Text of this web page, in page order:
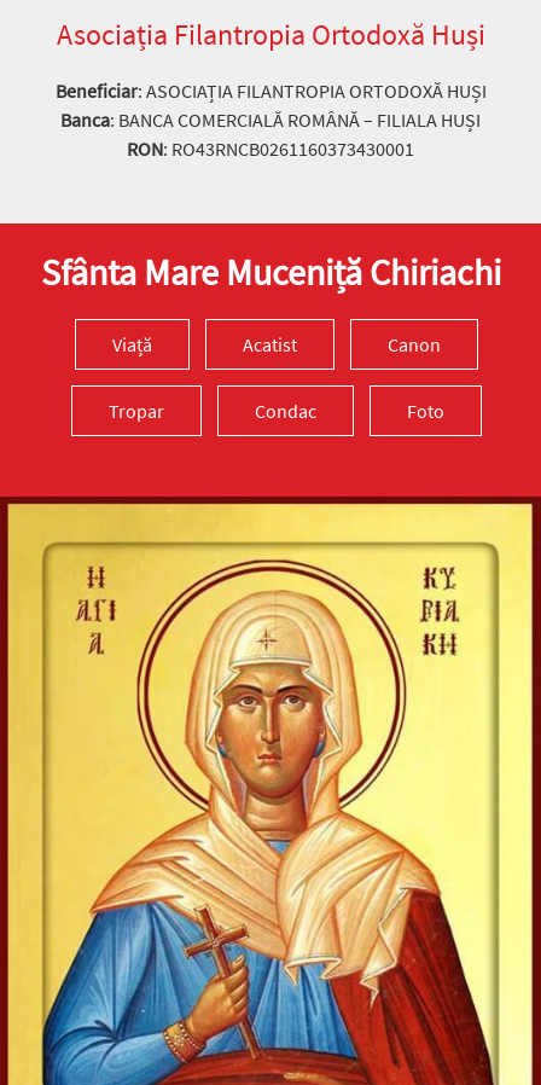
Asociația Filantropia Ortodoxă Huși
Beneficiar: ASOCIAȚIA FILANTROPIA ORTODOXĂ HUȘI
Banca: BANCA COMERCIALĂ ROMÂNĂ – FILIALA HUȘI
RON: RO43RNCB0261160373430001
Sfânta Mare Muceniță Chiriachi
Viață Acatist Canon
Tropar Condac Foto